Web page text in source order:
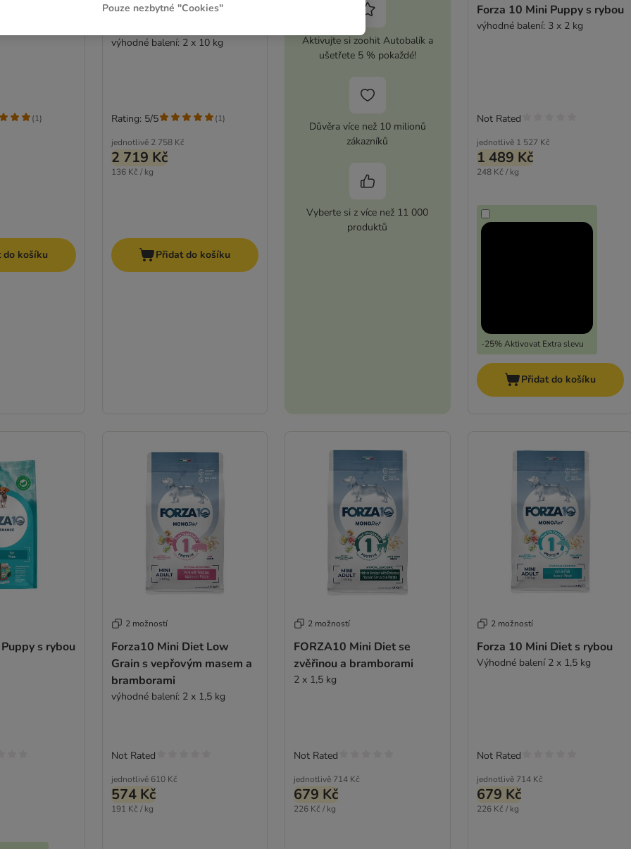
Breeds
řasami
(1)
do košíku
Forza10 Bio All Breeds
výhodné balení: 2 x 10 kg
jednotlivě 2 758 Kč
2 719 Kč
136 Kč / kg
Rating: 5/5 (1)
Přidat do košíku
Aktivujte si zoohit Autobalík a
ušetřete 5 % pokaždé!
Důvěra více než 10 milionů
zákazníků
Vyberte si z více než 11 000
produktů
Forza 10 Mini Puppy s rybou
výhodné balení: 3 x 2 kg
jednotlivě 1 527 Kč
1 489 Kč
248 Kč / kg
-25% Aktivovat Extra slevu
Not Rated
Přidat do košíku
s rybou
2 možností
Forza10 Mini Diet Low
Grain s vepřovým masem a
bramborami
výhodné balení: 2 x 1,5 kg
jednotlivě 610 Kč
574 Kč
191 Kč / kg
Not Rated
2 možností
FORZA10 Mini Diet se
zvěřinou a bramborami
2 x 1,5 kg
jednotlivě 714 Kč
679 Kč
226 Kč / kg
Not Rated
2 možností
Forza 10 Mini Diet s rybou
Výhodné balení 2 x 1,5 kg
jednotlivě 714 Kč
679 Kč
226 Kč / kg
Not Rated
Pouze nezbytné "Cookies"